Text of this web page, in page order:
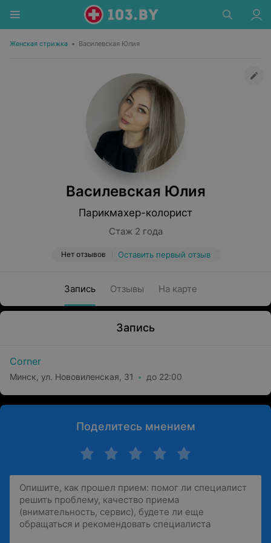
Женская стрижка • Василевская Юлия
Василевская Юлия
Парикмахер-колорист
Стаж 2 года
Нет отзывов Оставить первый отзыв
Запись Отзывы На карте
Запись
Corner
Минск, ул. Нововиленская, 31 до 22:00
Поделитесь мнением